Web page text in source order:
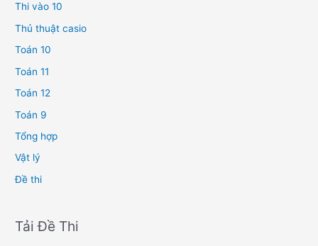
Thi vào 10
Thủ thuật casio
Toán 10
Toán 11
Toán 12
Toán 9
Tổng hợp
Vật lý
Đề thi
Tải Đề Thi